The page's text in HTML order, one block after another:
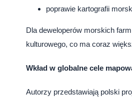
poprawie kartografii
Dla deweloperów morskich
kulturowego, co ma coraz
Wkład w globalne cele
Autorzy przedstawiają polski